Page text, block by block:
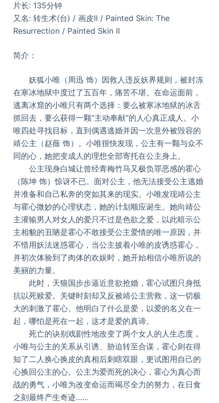
片长: 135分钟
又名: 转生术(台) / 画皮II / Painted Skin: The
Resurrection / Painted Skin Ⅱ
简介：
妖狐小唯（周迅 饰）因救人违反妖界规则，被封冻
在寒冰地狱中度过了五百年，痛苦不堪。在命运面前，
逃离冰窟的小唯只有两个选择：要么被寒冰地狱的冰舌
抓回去，要么获得一颗“主动奉献”的人心真正成人。小
唯四处寻找目标，直到偶遇逃婚并因一次意外被毁容的
靖公主（赵薇 饰）。小唯很快发现，公主有一颗与众不
同的心，她把变成人的理想全部寄托在公主身上。
公主现身白城让曾经青梅竹马又极负罪恶感的霍心
（陈坤 饰）惊讶不已。面对公主，他无法接受公主逃婚
并准备和自己私奔的突如其来的现实。小唯发现靖公主
与霍心微妙的心理状态，她的计划顺应诞生。她向靖公
主灌输男人对女人的爱只不过是色欲之爱，以此暗示公
主相貌的丑陋是霍心不敢接受公主爱情的唯一原因，并
不惜用妖法迷惑霍心，当公主披着小唯的皮诱惑霍心，
并初次体验到了肉体的欢娱时，她开始相信小唯所说的
美丽的力量。
此时，天狼国步步逼近意欲抢婚，霍心试图只身抵
抗以死赎爱。关键时刻却又反被靖公主营救，这一切极
大的刺激了霍心。他明白了什么是爱，以爱的名义在一
起，哪怕是死在一起，这才是爱的真谛。
死亡的诀别戏剧性地改变了两个女人的人生态度，
小唯与公主的关系从引诱、胁迫转至合谋，霍心则在得
知了二人换心换皮的真相后刺瞎双眼，更试图用自己的
心换回公主的心。公主为爱而死的决心，霍心为真心而
战的勇气，小唯为改变命运而竭尽全力的努力，在日食
之刻最终产生奇迹……